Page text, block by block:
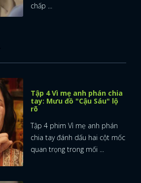
chấp ...
Tập 4 Vì mẹ anh phán chia
tay: Mưu đồ "Cậu Sáu" lộ
rõ
Tập 4 phim Vì mẹ anh phán
chia tay đánh dấu hai cột mốc
quan trọng trong mối ...